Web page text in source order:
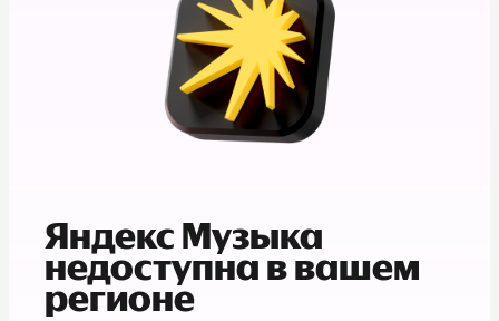
Яндекс Музыка
недоступна в вашем
регионе